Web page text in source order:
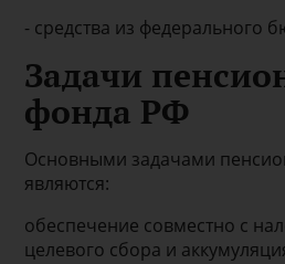
- средства из федерального
Задачи
фонда РФ
Основными задачами
являются:
обеспечение совместно с
целевого сбора и